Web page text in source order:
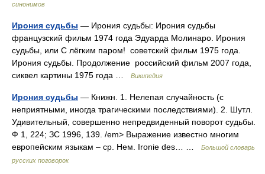
синонимов
Ирония судьбы — Ирония судьбы: Ирония судьбы
французский фильм 1974 года Эдуарда Молинаро. Ирония
судьбы, или С лёгким паром! советский фильм 1975 года.
Ирония судьбы. Продолжение российский фильм 2007 года,
сиквел картины 1975 года …
Википедия
Ирония судьбы — Книжн. 1. Нелепая случайность (с
неприятными, иногда трагическими последствиями). 2. Шутл.
Удивительный, совершенно непредвиденный поворот судьбы.
Ф 1, 224; ЗС 1996, 139. /em> Выражение известно многим
европейским языкам – ср. Нем. Ironie des… …
Большой словарь
русских поговорок